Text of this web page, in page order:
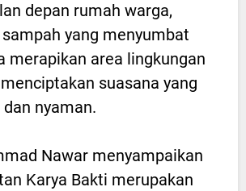
depan rumah warga,
yang menyumbat
merapikan area lingkungan
suasana yang
nyaman.
Nawar menyampaikan
Karya Bakti merupakan